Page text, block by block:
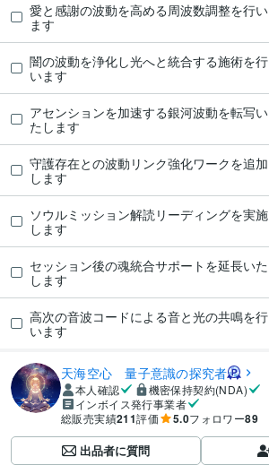
愛と感謝の波動を高める周波数調整を行い
ます
闇の波動を浄化し光へと統合する施術を行
います
アセンションを加速する銀河波動を転写い
たします
守護存在との波動リンク強化ワークを追加
します
ソウルミッション解読リーディングを実施
します
セッション後の魂統合サポートを延長いた
します
高次の音波コードによる音と光の共鳴を行
います
天海空心 量子意識の探究者
本人確認
機密保持契約(NDA)
インボイス発行事業者
総販売実績211評価 5.0フォロワー89
出品者に質問